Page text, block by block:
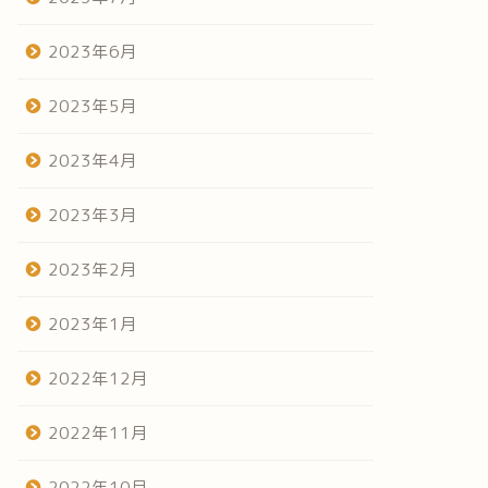
2023年6月
2023年5月
2023年4月
2023年3月
2023年2月
2023年1月
2022年12月
2022年11月